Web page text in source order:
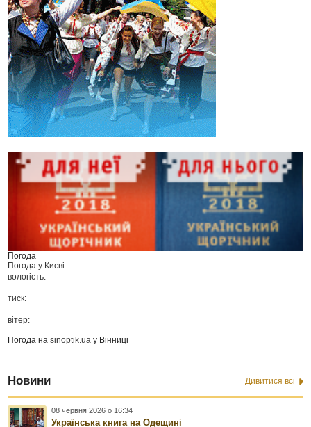
Погода
Погода у Києві
вологість:
тиск:
вітер:
Погода наsinoptik.ua у Вінниці
Новини Дивитися всі
08 червня 2026 о 16:34
Українська книга на Одещині